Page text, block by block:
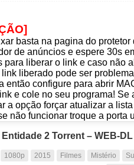
basta na pagina do
de anúncios e espere 30s
para liberar o link e caso não
liberado pode ser
então configure para abrir
e cole no seu programa!
a opção forçar atualizar a
não funcionar troque a porta
Entidade 2 Torrent – WEB-
1080p 2015 Filmes Mistério